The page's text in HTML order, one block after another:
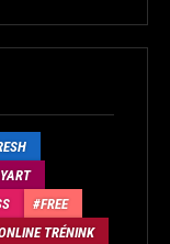
FREE
TRÉNINK